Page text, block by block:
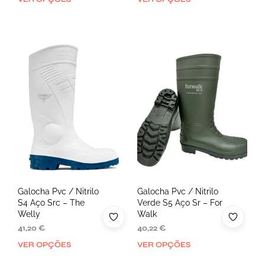
Galocha Pvc / Nitrilo
S4 Aço Src – The
Welly
41,20 €
VER OPÇÕES
Galocha Pvc / Nitrilo
Verde S5 Aço Sr – For
Walk
40,22€
VER OPÇÕES